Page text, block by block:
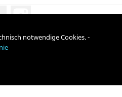
Mehrwertsteuer und
notwendige Cookies. -